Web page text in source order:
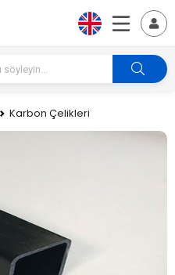
Karbon Çelikleri